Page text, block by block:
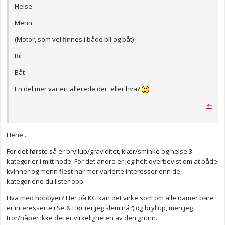
Helse
Menn:
(Motor, som vel finnes i både bil og båt)
Bil
Båt
En del mer variert allerede der, eller hva?
←
Hehe...
For det første så er bryllup/graviditet, klær/sminke og helse 3
kategorier i mitt hode. For det andre er jeg helt overbevist om at både
kvinner og menn flest har mer varierte interesser enn de
kategoriene du lister opp.
Hva med hobbyer? Her på KG kan det virke som om alle damer bare
er interesserte i Se & Hør (er jeg slem nå?) og bryllup, men jeg
tror/håper ikke det er virkeligheten av den grunn.